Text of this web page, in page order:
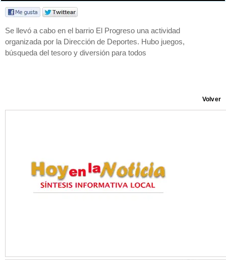
Se llevó a cabo en el barrio El Progreso una actividad
organizada por la Dirección de Deportes. Hubo juegos,
búsqueda del tesoro y diversión para todos
Volver